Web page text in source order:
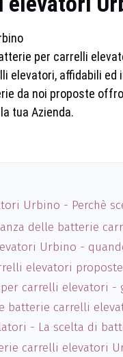
per carrelli
elevatori, affidabili
da noi proposte
tua Azienda.
Urbino - Perchè
delle batterie
Urbino -
elevatori
carrelli elevatori -
batterie carrelli
- La scelta di
carrelli elevatori